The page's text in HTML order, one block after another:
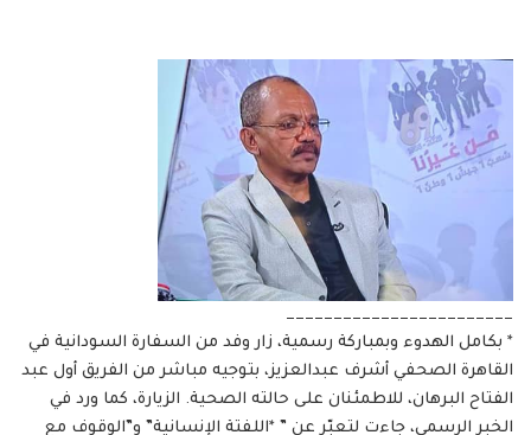
________________________
* بكامل الهدوء وبمباركة رسمية، زار وفد من السفارة السودانية في
القاهرة الصحفي أشرف عبدالعزيز، بتوجيه مباشر من الفريق أول عبد
الفتاح البرهان، للاطمئنان على حالته الصحية. الزيارة، كما ورد في
الخبر الرسمي، جاءت لتعبّر عن ” *اللفتة الإنسانية” و”الوقوف مع